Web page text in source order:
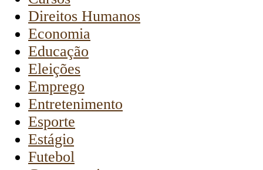
Direitos Humanos
Economia
Educação
Eleições
Emprego
Entretenimento
Esporte
Estágio
Futebol